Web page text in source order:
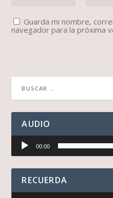
Guarda mi nombre,
navegador para la próxima
AUDIO
Reproductor
audio
00:00
RECUERDA